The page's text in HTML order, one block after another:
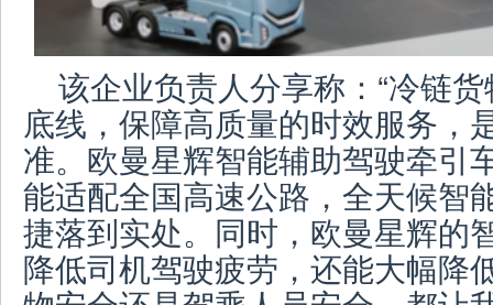
该企业负责人分享称：“冷链
底线，保障高质量的时效服务，
准。欧曼星辉智能辅助驾驶牵引
能适配全国高速公路，全天候智
捷落到实处。同时，欧曼星辉的
降低司机驾驶疲劳，还能大幅降